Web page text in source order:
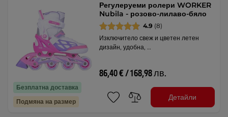
Безплатна доставка
Подмяна на размер
Регулеруеми ролери WORKER
Nubila - розово-лилаво-бяло
4.9 (8)
Изключитело свеж и цветен летен
дизайн, удобна, …
86,40 € / 168,98 лв.
Детайли